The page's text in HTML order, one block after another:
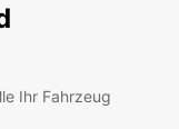
Ihr Fahrzeug